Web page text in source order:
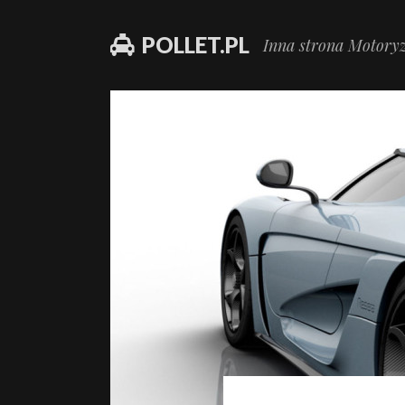
POLLET.PL Inna strona